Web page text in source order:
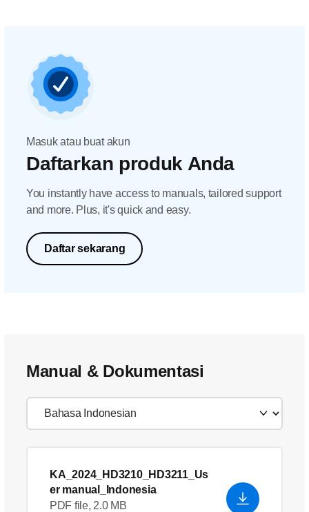
Masuk atau buat akun
Daftarkan produk Anda
You instantly have access to manuals, tailored support
and more. Plus, it's quick and easy.
Daftar sekarang
Manual & Dokumentasi
KA_2024_HD3210_HD3211_Us
er manual_Indonesia
PDF file, 2.0 MB